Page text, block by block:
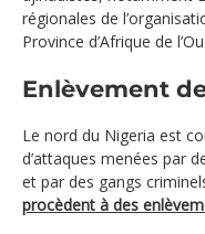
régionales de
Province d’Afrique de
Enlèvement
Le nord du Nigeria est
d’attaques menées par
et par des gangs
procèdent à des